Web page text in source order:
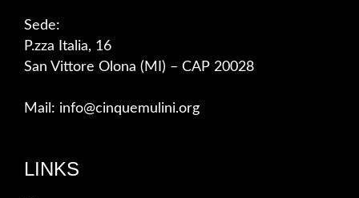
Sede:
P.zza Italia, 16
San Vittore Olona (MI) – CAP 20028
Mail: info@cinquemulini.org
LINKS